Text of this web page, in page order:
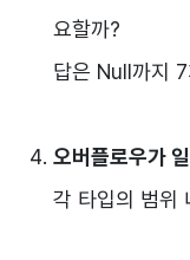
요할까?
답은 Null까지
오버플로우가
각 타입의 범위